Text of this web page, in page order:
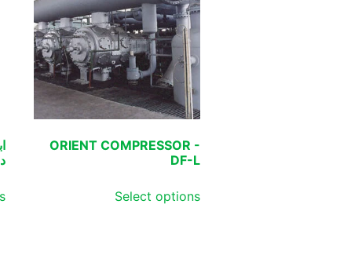
ORIENT COMPRESSOR -
DF-L
Select options